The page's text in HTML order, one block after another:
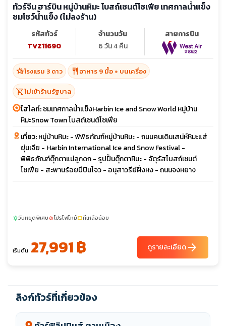
ทัวร์จีน ฮาร์บิน หมู่บ้านหิมะ โบสถ์เซนต์โซเฟีย เทศกาลน้ำแข็ง
ชมโชว์น้ำแข็ง (ไม่ลงร้าน)
รหัสทัวร์
TVZ11690
จำนวนวัน
6 วัน 4 คืน
สายการบิน
hotel_classโรงแรม 3 ดาว restaurant อาหาร 9 มื้อ + บนเครื่อง
shopping_cart_offไม่เข้าร้านรัฐบาล
ไฮไลท์:ชมเทศกาลน้ำแข็งHarbin Ice and Snow World หมู่บ้าน
หิมะSnow Town โบสถ์เซนต์โซเฟีย
เที่ยว:หมู่บ้านหิมะ - พิพิธภัณฑ์หมู่บ้านหิมะ - ถนนคนเดินเสน่ห์หิมะแส่
ยุ่นเจีย - Harbin International Ice and Snow Festival -
พิพิธภัณฑ์ตุ๊กตาแม่ลูกดก - รูปปั้นตุ๊กตาหิมะ - จัตุรัสโบสถ์เซนต์
โซเฟีย - สะพานร้อยปีปินโจว - อนุสาวรีย์ฝั่งหง - ถนนจงหยาง
sunnyวันหยุดพิเศษlocal_fire_departmentโปรไฟไหม้confirmation_numberที่เหลือน้อย
เริ่มต้น 27,991 ฿ ดูรายละเอียดarrow_forward
ลิงก์ทัวร์ที่เกี่ยวข้อง